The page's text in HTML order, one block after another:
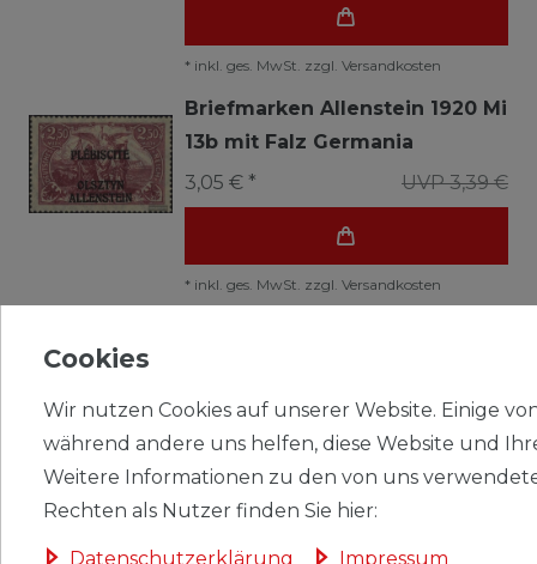
* inkl. ges. MwSt. zzgl. Versandkosten
Briefmarken Allenstein 1920 Mi
13b mit Falz Germania
UVP 3,39 €
3,05 € *
* inkl. ges. MwSt. zzgl. Versandkosten
UVP 9,00 €
6,74 € *
*inkl. ges. MwSt. zzgl.Versandkosten
Briefmarken Allenstein 1920 Mi
Cookies
Wir nutzen Cookies auf unserer Website. Einige
während andere uns helfen, diese Website und
Weitere Informationen zu den von uns
Rechten als Nutzer finden Sie hier:
Daten­schutz­erklärung Impressum